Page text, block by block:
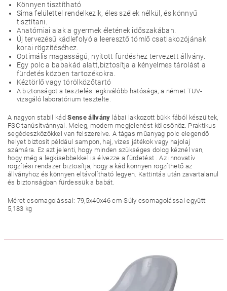
Könnyen tisztítható
Sima felülettel rendelkezik, éles szélek nélkül, és könnyű
tisztítani.
Anatómiai alak a gyermek életének időszakában.
Új tervezésű kádlefolyó a leeresztő tömlő csatlakozójának
korai rögzítéséhez.
Optimális magasságú, nyitott fürdéshez tervezett állvány.
Egy polc a babakád alatt,biztosítja a kényelmes tárolást a
fürdetés közben tartozékokra.
Kéztörlő vagy törölközőtartó
A biztonságot a tesztelés legkiválóbb hatósága, a német TUV-
vizsgáló laboratórium tesztelte.
A nagyon stabil kádSense állvány lábai lakkozott bükk fából készültek,
FSC tanúsítvánnyal. Meleg, modern megjelenést kölcsönöz. Praktikus
segédeszközökkel van felszerelve. A tágas műanyag polc elegendő
helyet biztosít például sampon, haj, vizes játékok vagy hajolaj
számára. Ez azt jelenti, hogy minden szükséges dolog kéznél van,
hogy még a legkisebbekkel is élvezze a fürdetést . Az innovatív
rögzítési rendszer biztosítja, hogy a kád könnyen rögzíthető az
állványhoz és könnyen eltávolítható legyen. Kattintás után zavartalanul
és biztonságban fürdessük a babát.
Méret csomagolással: 79,5x40x46 cm Súly csomagolással együtt:
5,183 kg